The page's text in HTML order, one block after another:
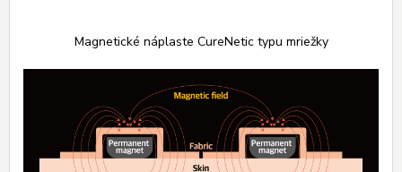
Magnetické náplaste CureNetic typu mriežky